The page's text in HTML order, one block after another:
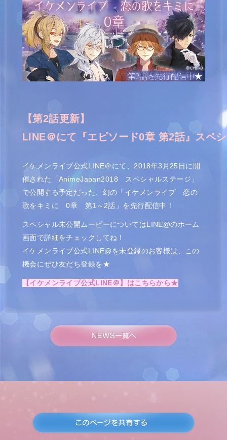
LINE＠にて 『エピソード0章 第2話』スペ
イケメンライブ公式LINE＠にて、2018年3月25日に開
催された「AnimeJapan2018 スペシャルステージ」
で公開する予定だった、幻の「イケメンライブ 恋の
歌をキミに 0章 第1～2話」を先行配信中！
スペシャル未公開ムービーについてはLINE@のホーム
画面で詳細をチェックしてね！
イケメンライブ公式LINE@を未登録のお客様は、この
機会にぜひ友だち登録を★
【イケメンライブ公式LINE＠】はこちらから★